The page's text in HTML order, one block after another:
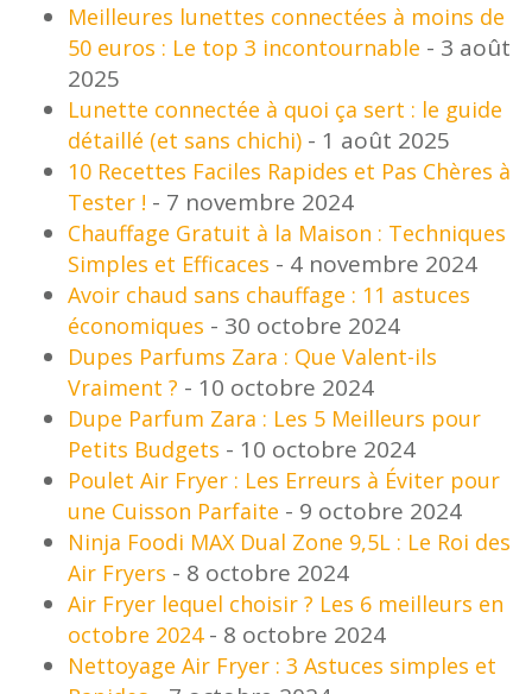
Meilleures lunettes connectées à moins de
50 euros : Le top 3 incontournable - 3 août
2025
Lunette connectée à quoi ça sert : le guide
détaillé (et sans chichi) - 1 août 2025
10 Recettes Faciles Rapides et Pas Chères à
Tester ! - 7 novembre 2024
Chauffage Gratuit à la Maison : Techniques
Simples et Efficaces - 4 novembre 2024
Avoir chaud sans chauffage : 11 astuces
économiques - 30 octobre 2024
Dupes Parfums Zara : Que Valent-ils
Vraiment ? - 10 octobre 2024
Dupe Parfum Zara : Les 5 Meilleurs pour
Petits Budgets - 10 octobre 2024
Poulet Air Fryer : Les Erreurs à Éviter pour
une Cuisson Parfaite - 9 octobre 2024
Ninja Foodi MAX Dual Zone 9,5L : Le Roi des
Air Fryers - 8 octobre 2024
Air Fryer lequel choisir ? Les 6 meilleurs en
octobre 2024- 8 octobre 2024
Nettoyage Air Fryer : 3 Astuces simples et